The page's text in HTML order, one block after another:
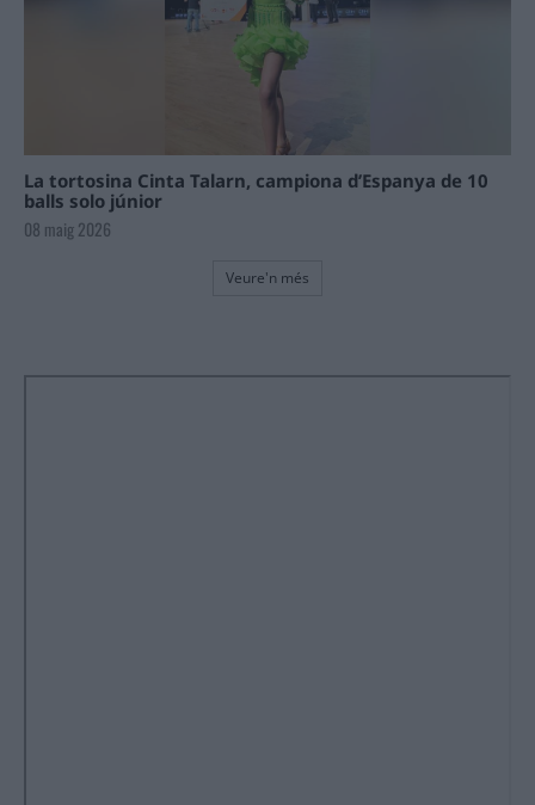
La tortosina Cinta Talarn, campiona d’Espanya de 10
balls solo júnior
08 maig 2026
Veure'n més